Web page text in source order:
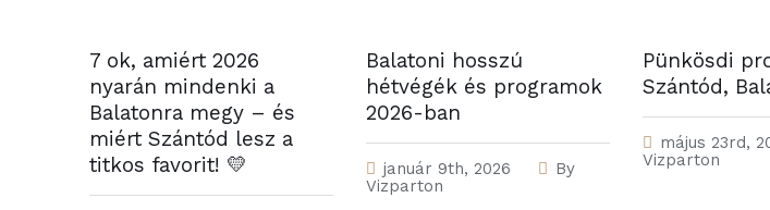
7 ok, amiért 2026
nyarán mindenki a
Balatonra megy – és
miért Szántód lesz a
titkos favorit! 💛
Balatoni hosszú
hétvégék és programok
2026-ban
január 9th, 2026
By
Vizparton
Pünkösdi
Szántód,
május 23rd,
Vizparton